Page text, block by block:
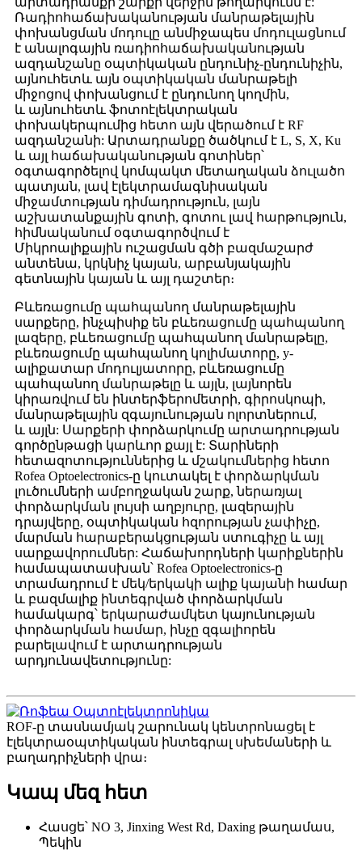
Ռադիոհաճախականության մանրաթելային
փոխանցման մոդուլը անմիջապես մոդուլացնում
է անալոգային ռադիոհաճախականության
ազդանշանը օպտիկական ընդունիչ-ընդունիչին,
այնուհետև այն օպտիկական մանրաթելի
միջոցով փոխանցում է ընդունող կողմին,
և այնուհետև ֆոտոէլեկտրական
փոխակերպումից հետո այն վերածում է RF
ազդանշանի: Արտադրանքը ծածկում է L, S, X, Ku
և այլ հաճախականության գոտիներ՝
օգտագործելով կոմպակտ մետաղական ձուլածո
պատյան, լավ էլեկտրամագնիսական
միջամտության դիմադրություն, լայն
աշխատանքային գոտի, գոտու լավ հարթություն,
հիմնականում օգտագործվում է
Միկրոալիքային ուշացման գծի բազմաշարժ
անտենա, կրկնիչ կայան, արբանյակային
գետնային կայան և այլ դաշտեր։
Բևեռացումը պահպանող մանրաթելային
սարքերը, ինչպիսիք են բևեռացումը պահպանող
լազերը, բևեռացումը պահպանող մանրաթելը,
բևեռացումը պահպանող կոլիմատորը, y-
ալիքատար մոդուլյատորը, բևեռացումը
պահպանող մանրաթելը և այլն, լայնորեն
կիրառվում են ինտերֆերոմետրի, գիրոսկոպի,
մանրաթելային զգայունության ոլորտներում,
և այլն: Սարքերի փորձարկումը արտադրության
գործընթացի կարևոր քայլ է: Տարիների
հետազոտություններից և մշակումներից հետո
Rofea Optoelectronics-ը կուտակել է փորձարկման
լուծումների ամբողջական շարք, ներառյալ
փորձարկման լույսի աղբյուրը, լազերային
դրայվերը, օպտիկական հզորության չափիչը,
մարման հարաբերակցության ստուգիչը և այլ
սարքավորումներ: Հաճախորդների կարիքներին
համապատասխան՝ Rofea Optoelectronics-ը
տրամադրում է մեկ/երկակի ալիք կայանի համար
և բազմալիք ինտեգրված փորձարկման
համակարգ՝ երկարաժամկետ կայունության
փորձարկման համար, ինչը զգալիորեն
բարելավում է արտադրության
արդյունավետությունը:
ROF-ը տասնամյակ շարունակ կենտրոնացել է
էլեկտրաօպտիկական ինտեգրալ սխեմաների և
բաղադրիչների վրա։
Կապ մեզ հետ
Հասցե՝ NO 3, Jinxing West Rd, Daxing թաղամաս,
Պեկին